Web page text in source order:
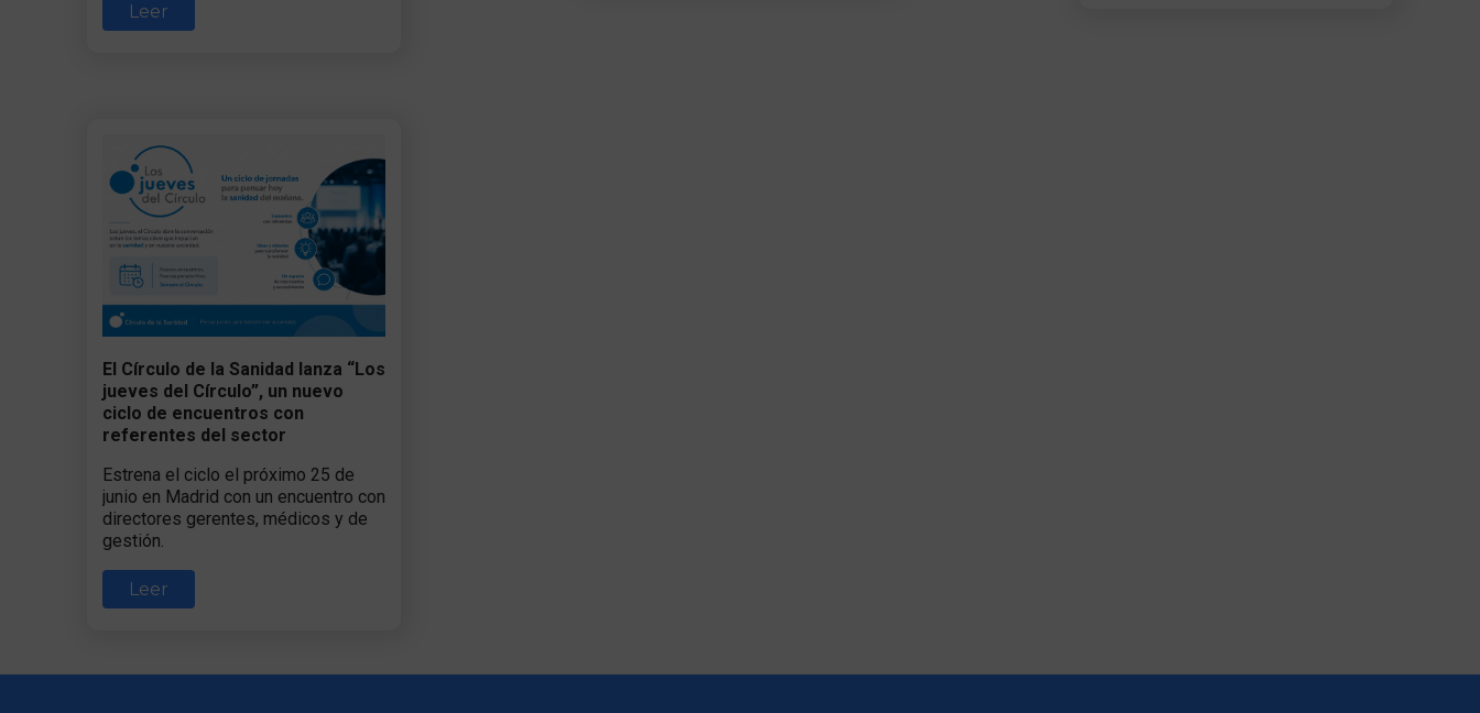
Leer
El Círculo de la Sanidad lanza “Los
jueves del Círculo”, un nuevo
ciclo de encuentros con
referentes del sector
Estrena el ciclo el próximo 25 de
junio en Madrid con un encuentro con
directores gerentes, médicos y de
gestión.
Leer